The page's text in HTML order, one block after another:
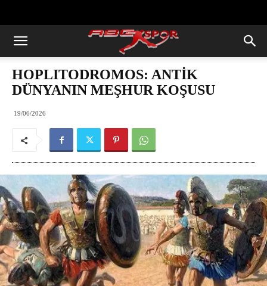
HOPLITODROMOS: ANTİK
DÜNYANIN MEŞHUR KOŞUSU
19/06/2026